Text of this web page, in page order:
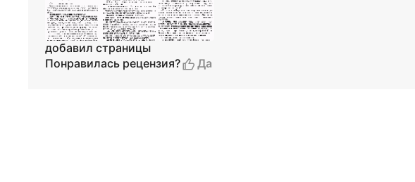
добавил страницы
Понравилась рецензия?
Да